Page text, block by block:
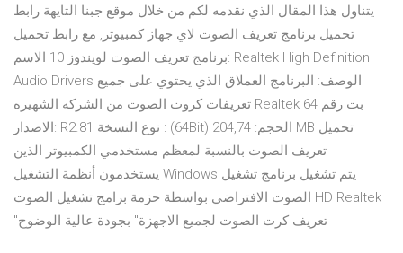
يتناول هذا المقال الذي نقدمه لكم من خلال موقع جبنا التايهة رابط
تحميل برنامج تعريف الصوت لاي جهاز كمبيوتر, مع رابط تحميل
برنامج تعريف الصوت لويندوز 10 الاسم: Realtek High Definition
Audio Drivers الوصف: البرنامج العملاق الذي يحتوي على جميع
تعريفات كروت الصوت من الشركه الشهيره Realtek 64 بت رقم
الاصدار: R2.81 نوع النسخة : (64Bit) الحجم: 204,74 MB تحميل
تعريف الصوت بالنسبة لمعظم مستخدمي الكمبيوتر الذين
يستخدمون أنظمة التشغيل Windows يتم تشغيل برنامج تشغيل
الصوت الافتراضي بواسطة حزمة برامج تشغيل الصوت HD Realtek
"تعريف كرت الصوت لجميع الاجهزة" بجودة عالية الوضوح